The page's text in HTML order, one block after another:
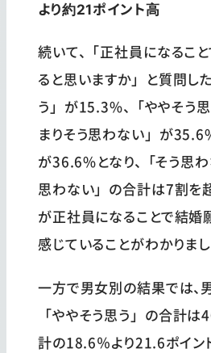
より約21ポイント高
続いて、「正社員になるこ
ると思いますか」と質問し
う」が15.3%、「ややそう
まりそう思わない」が
が36.6%となり、「そう思
思わない」の合計は7割を
が正社員になることで結婚
感じていることがわかりまし
一方で男女別の結果では、
「ややそう思う」の合計は
計の18.6％より21.6ポイン